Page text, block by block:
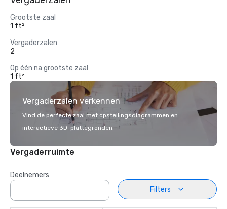
Grootste zaal
1 ft²
Vergaderzalen
2
Op één na grootste zaal
1 ft²
Vergaderzalen verkennen
Vind de perfecte zaal met opstellingsdiagrammen en
interactieve 3D-plattegronden.
Vergaderruimte
Deelnemers
Filters